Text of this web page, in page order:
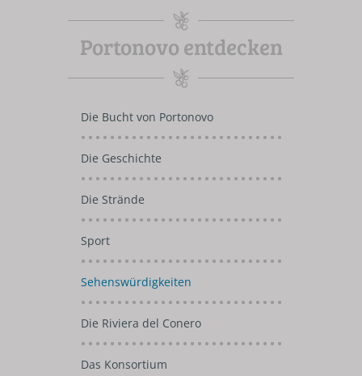
Portonovo entdecken
Die Bucht von Portonovo
Die Geschichte
Die Strände
Sport
Sehenswürdigkeiten
Die Riviera del Conero
Das Konsortium